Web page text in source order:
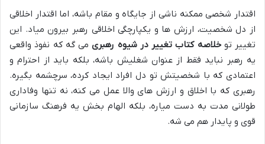
اقتدار شخصی ممکنه ناشی از جایگاه و مقام باشه، اما اقتدار اخلاقی
از دل شخصیت، ارزش ها و یکپارچگی اخلاقی رهبر بیرون میاد. این
تغییر توخلاصه کتاب تغییر در شیوه رهبریمی گه که نفوذ واقعی
یه رهبر نباید فقط از عنوان شغلیش باشه، بلکه باید از احترام و
اعتمادی که با شخصیتش تو دل افراد ایجاد کرده، سرچشمه بگیره.
رهبری که با اخلاق و ارزش های والا عمل می کنه، نه تنها وفاداری
طولانی مدت به دست میاره، بلکه الهام بخش یه فرهنگ سازمانی
قوی و پایدار هم می شه.